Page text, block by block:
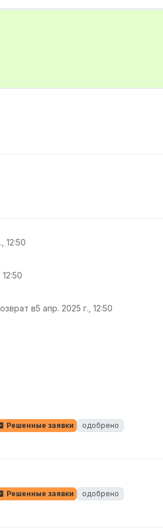
12:50
в5 апр. 2025 г., 12:50
Решенные заявки
одобрено
Решенные заявки
одобрено